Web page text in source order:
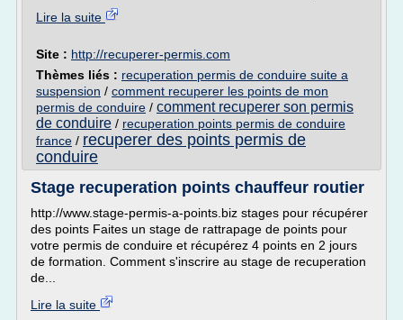
Lire la suite
Site : http://recuperer-permis.com
Thèmes liés : recuperation permis de conduire suite a
suspension / comment recuperer les points de mon
permis de conduire / comment recuperer son permis
de conduire / recuperation points permis de conduire
france / recuperer des points permis de
conduire
Stage recuperation points chauffeur routier
http://www.stage-permis-a-points.biz stages pour récupérer
des points Faites un stage de rattrapage de points pour
votre permis de conduire et récupérez 4 points en 2 jours
de formation. Comment s'inscrire au stage de recuperation
de...
Lire la suite